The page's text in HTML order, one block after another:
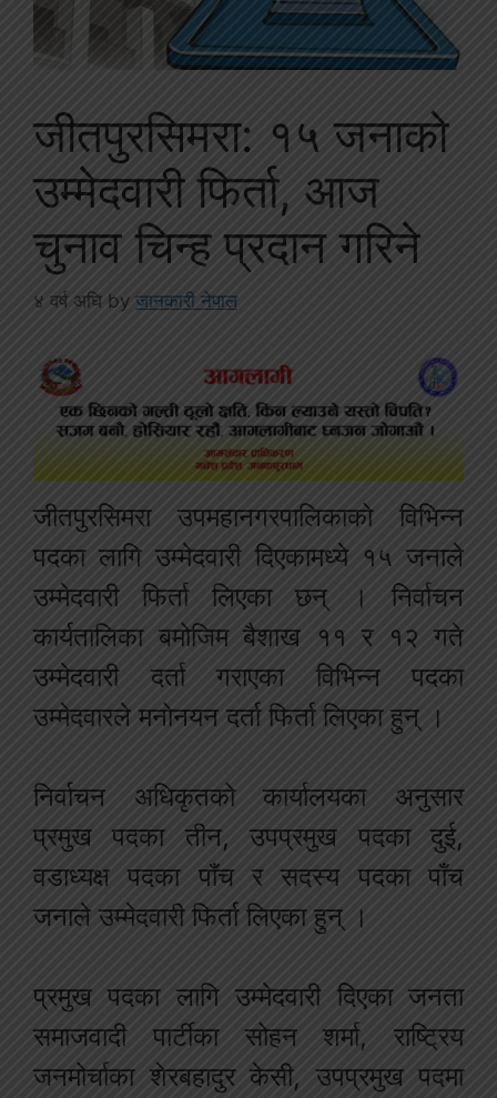
जीतपुरसिमरा: १५ जनाको
उम्मेदवारी फिर्ता, आज
चुनाव चिन्ह प्रदान गरिने
४ वर्ष अघि by जानकारी नेपाल
जीतपुरसिमरा उपमहानगरपालिकाको विभिन्न
पदका लागि उम्मेदवारी दिएकामध्ये १५ जनाले
उम्मेदवारी फिर्ता लिएका छन् । निर्वाचन
कार्यतालिका बमोजिम बैशाख ११ र १२ गते
उम्मेदवारी दर्ता गराएका विभिन्न पदका
उम्मेदवारले मनोनयन दर्ता फिर्ता लिएका हुन् ।
निर्वाचन अधिकृतको कार्यालयका अनुसार
प्रमुख पदका तीन, उपप्रमुख पदका दुई,
वडाध्यक्ष पदका पाँच र सदस्य पदका पाँच
जनाले उम्मेदवारी फिर्ता लिएका हुन् ।
प्रमुख पदका लागि उम्मेदवारी दिएका जनता
समाजवादी पार्टीका सोहन शर्मा, राष्ट्रिय
जनमोर्चाका शेरबहादुर केसी, उपप्रमुख पदमा